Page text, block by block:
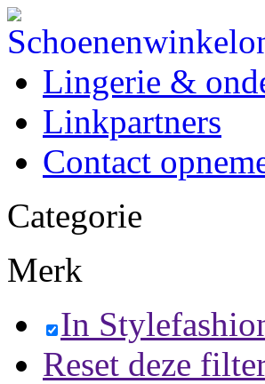
Lingerie &
Linkpartners
Contact
Categorie
Merk
In
Reset deze